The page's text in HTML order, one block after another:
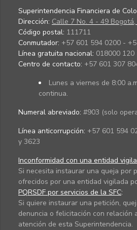
Superintendencia Financiera de
Dirección: Calle 7 No. 4 - 49 Bogotá,
Código postal: 111711
Conmutador: +57 601 594 0200 -
Línea gratuita nacional: 018000 120
Centro de contacto: +57 601 307
Lunes a viernes de 8:00
continua.
Numeral abreviado: #903 (solo
Línea anticorrupción: +57 601 594
y 3623
Inconformidad con una entidad
Si necesita instaurar una queja por
ofrecidos por una entidad vigilada
PQRSDF por servicios de la SFC:
Si quiere instaurar una petición,
denuncia o felicitación con relación
atención de esta Superintendencia.